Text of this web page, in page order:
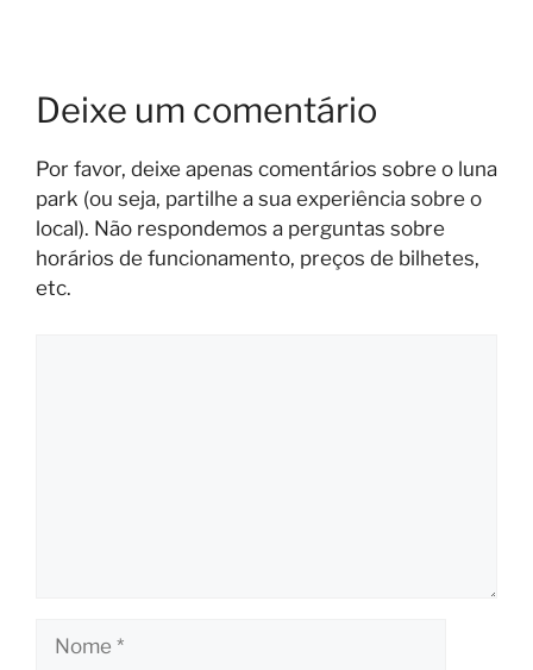
Deixe um comentário
Por favor, deixe apenas comentários sobre o luna
park (ou seja, partilhe a sua experiência sobre o
local). Não respondemos a perguntas sobre
horários de funcionamento, preços de bilhetes,
etc.